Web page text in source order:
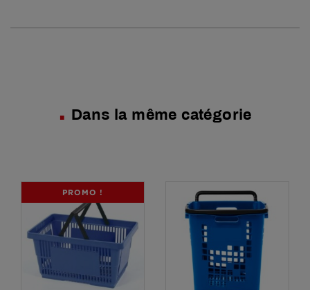
Dans la même catégorie
PROMO !